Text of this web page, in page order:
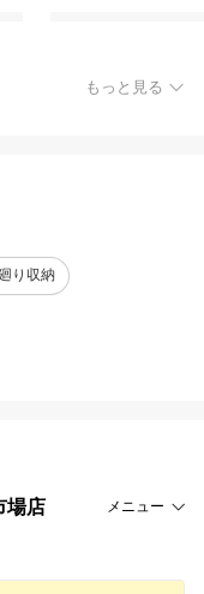
もっと見る
り収納
場店 メニュー